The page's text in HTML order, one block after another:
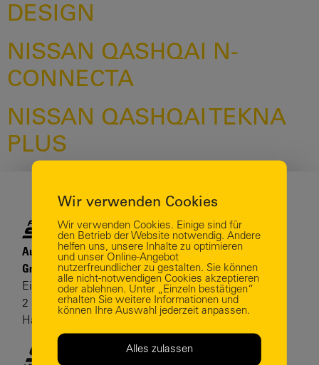
DESIGN
NISSAN QASHQAI N-
CONNECTA
NISSAN QASHQAI TEKNA
PLUS
Autohaus Staiger
GmbH & Co. KG
Eichenbachtraße
2 | 77716
Haslac
Wir verwenden Cookies
Wir verwenden Cookies. Einige sind für
den Betrieb der Website notwendig. Andere
helfen uns, unsere Inhalte zu optimieren
und unser Online-Angebot
nutzerfreundlicher zu gestalten. Sie können
alle nicht-notwendigen Cookies akzeptieren
oder ablehnen. Unter „Einzeln bestätigen“
erhalten Sie weitere Informationen und
können Ihre Auswahl jederzeit anpassen.
Alles zulassen